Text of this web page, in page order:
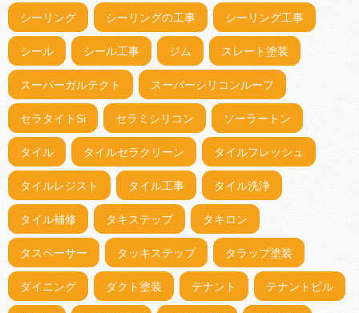
シーリング シーリングの工事 シーリング工事
シール シール工事 ジム スレート塗装
スーパーガルテクト スーパーシリコンルーフ
セラタイトSi セラミシリコン ソーラートン
タイル タイルセラクリーン タイルフレッシュ
タイルレジスト タイル工事 タイル洗浄
タイル補修 タキステップ タキロン
タスペーサー タッキステップ タラップ塗装
ダイニング ダクト塗装 テナント テナントビル